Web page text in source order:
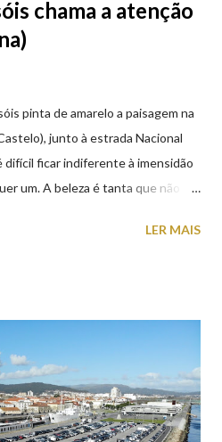
chama a atenção
pinta de amarelo a paisagem na
junto à estrada Nacional
difícil ficar indiferente à imensidão
um. A beleza é tanta que não
para tirar algumas
LER MAIS